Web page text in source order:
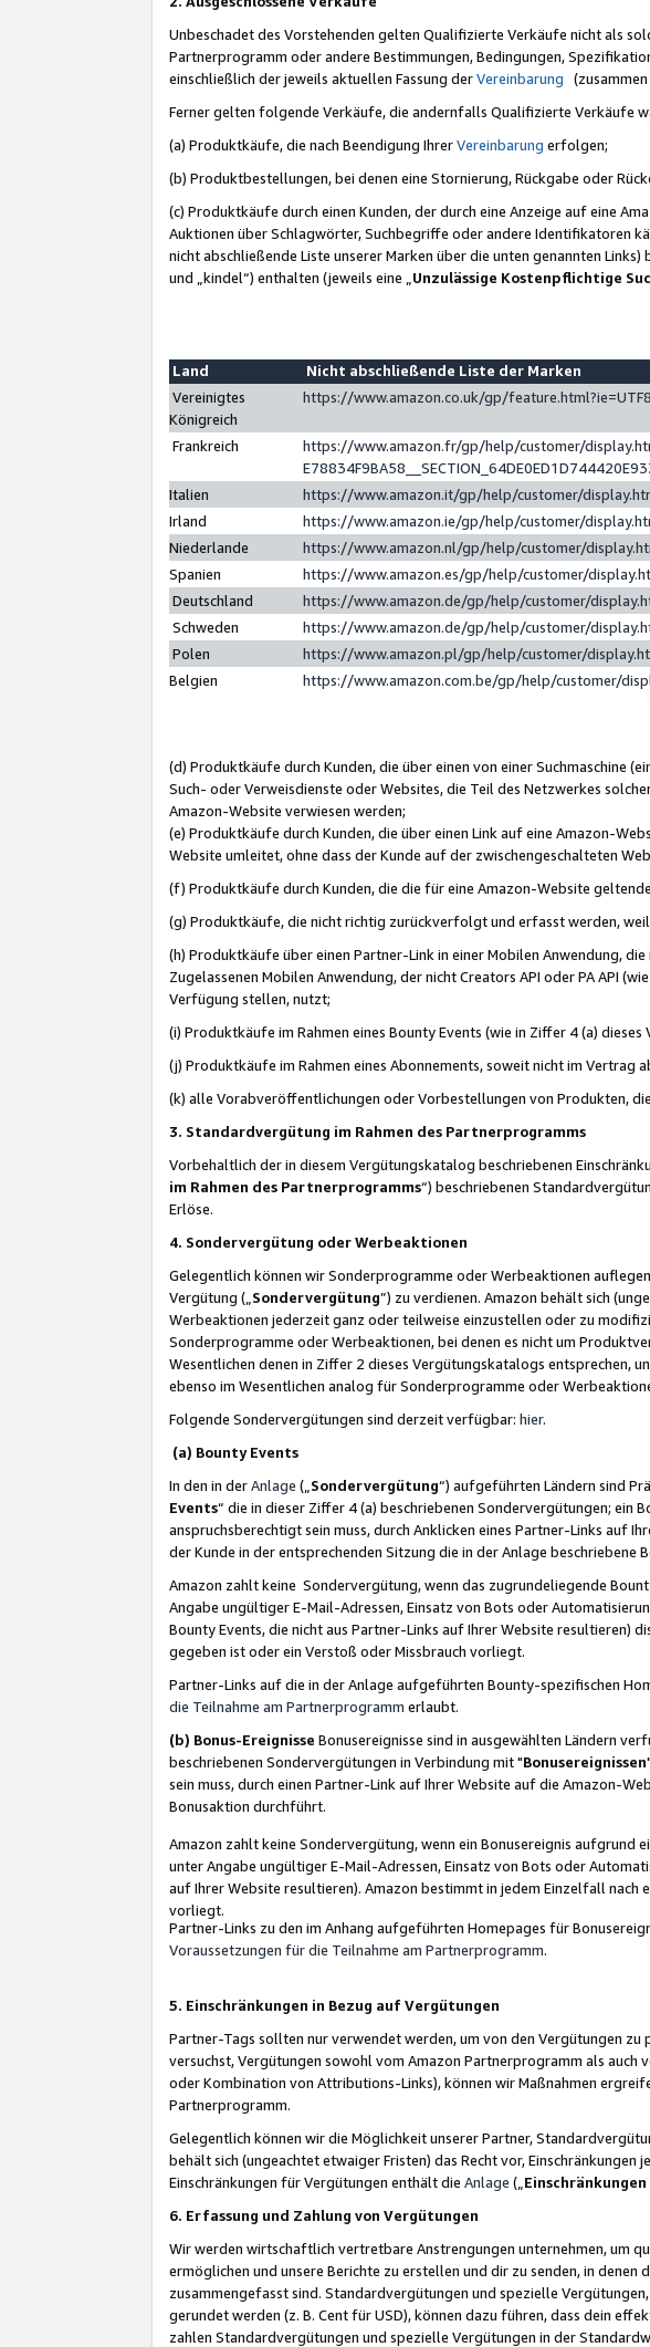
Unbeschadet des Vorstehenden gelten Qualifizierte Verkäufe nicht als
Partnerprogramm oder andere Bestimmungen, Bedingungen,
einschließlich der jeweils aktuellen Fassung derVereinbarung (zusammen
Ferner gelten folgende Verkäufe, die andernfalls Qualifizierte Verkäufe
(a) Produktkäufe, die nach Beendigung IhrerVereinbarung erfolgen;
(b) Produktbestellungen, bei denen eine Stornierung, Rückgabe oder
(c) Produktkäufe durch einen Kunden, der durch eine Anzeige auf eine
Auktionen über Schlagwörter, Suchbegriffe oder andere Identifikatoren
nicht abschließende Liste unserer Marken über die unten genannten
und „kindel“) enthalten (jeweils eine „ Unzulässige Kostenpflichtige
Land
Nicht abschließende Liste der Marken
Vereinigtes
Königreich
https://www.amazon.co.uk/gp/
Frankreich
https://www.amazon.fr/gp/help/customer/
Italien
https://www.amazon.it/gp/help/customer/
Irland
https://www.amazon.ie/gp/help/customer/
Niederlande
https://www.amazon.nl/gp/help/customer/
Spanien
https://www.amazon.es/gp/help/customer/
Deutschland
https://www.amazon.de/gp/help/customer/
Schweden
https://www.amazon.de/gp/help/customer/
Polen
https://www.amazon.pl/gp/help/customer/
Belgien
https://www.amazon.com.be/gp/help/customer/
(d) Produktkäufe durch Kunden, die über einen von einer Suchmaschine
Such- oder Verweisdienste oder Websites, die Teil des Netzwerkes solcher
Amazon-Website verwiesen werden;
(e) Produktkäufe durch Kunden, die über einen Link auf eine Amazon-
Website umleitet, ohne dass der Kunde auf der zwischengeschalteten
(f) Produktkäufe durch Kunden, die die für eine Amazon-Website
(g) Produktkäufe, die nicht richtig zurückverfolgt und erfasst werden,
(h) Produktkäufe über einen Partner-Link in einer Mobilen Anwendung,
Zugelassenen Mobilen Anwendung, der nicht Creators API oder PA API
Verfügung stellen, nutzt;
(i) Produktkäufe im Rahmen eines Bounty Events (wie in Ziffer 4 (a)
(j) Produktkäufe im Rahmen eines Abonnements, soweit nicht im Vertrag
(k) alle Vorabveröffentlichungen oder Vorbestellungen von Produkten,
3. Standardvergütung im Rahmen des Partnerprogramms
Vorbehaltlich der in diesem Vergütungskatalog beschriebenen
im Rahmen des Partnerprogramms“) beschriebenen
Erlöse.
4. Sondervergütung oder Werbeaktionen
Gelegentlich können wir Sonderprogramme oder Werbeaktionen
Vergütung („ Sondervergütung”) zu verdienen. Amazon behält sich
Werbeaktionen jederzeit ganz oder teilweise einzustellen oder zu
Sonderprogramme oder Werbeaktionen, bei denen es nicht um
Wesentlichen denen in Ziffer 2 dieses Vergütungskatalogs entsprechen,
ebenso im Wesentlichen analog für Sonderprogramme oder
Folgende Sondervergütungen sind derzeit verfügbar: hier.
(a) Bounty Events
In den in derAnlage („ Sondervergütung“) aufgeführten Ländern sind
Events“ die in dieser Ziffer 4 (a) beschriebenen Sondervergütungen; ein
anspruchsberechtigt sein muss, durch Anklicken eines Partner-Links auf
der Kunde in der entsprechenden Sitzung die in der Anlage beschriebene
Amazon zahlt keine Sondervergütung, wenn das zugrundeliegende
Angabe ungültiger E-Mail-Adressen, Einsatz von Bots oder
Bounty Events, die nicht aus Partner-Links auf Ihrer Website resultieren)
gegeben ist oder ein Verstoß oder Missbrauch vorliegt.
Partner-Links auf die in der Anlage aufgeführten Bounty-spezifischen
die Teilnahme am Partnerprogramm erlaubt.
(b) Bonus-Ereignisse Bonusereignisse sind in ausgewählten Ländern
beschriebenen Sondervergütungen in Verbindung mit "Bonusereignissen
sein muss, durch einen Partner-Link auf Ihrer Website auf die Amazon-
Bonusaktion durchführt.
Amazon zahlt keine Sondervergütung, wenn ein Bonusereignis aufgrund
unter Angabe ungültiger E-Mail-Adressen, Einsatz von Bots oder
auf Ihrer Website resultieren). Amazon bestimmt in jedem Einzelfall nach
vorliegt.
Partner-Links zu den im Anhang aufgeführten Homepages für
Voraussetzungen für die Teilnahme am Partnerprogramm.
5. Einschränkungen in Bezug auf Vergütungen
Partner-Tags sollten nur verwendet werden, um von den Vergütungen
versuchst, Vergütungen sowohl vom Amazon Partnerprogramm als
oder Kombination von Attributions-Links), können wir Maßnahmen
Partnerprogramm.
Gelegentlich können wir die Möglichkeit unserer Partner,
behält sich (ungeachtet etwaiger Fristen) das Recht vor,
Einschränkungen für Vergütungen enthält die Anlage („
6. Erfassung und Zahlung von Vergütungen
Wir werden wirtschaftlich vertretbare Anstrengungen unternehmen, um
ermöglichen und unsere Berichte zu erstellen und dir zu senden, in
zusammengefasst sind. Standardvergütungen und spezielle
gerundet werden (z. B. Cent für USD), können dazu führen, dass dein
zahlen Standardvergütungen und spezielle Vergütungen in der